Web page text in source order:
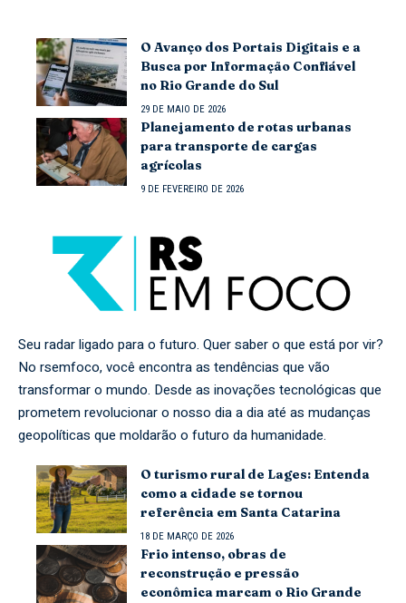
O Avanço dos Portais Digitais e a
Busca por Informação Confiável
no Rio Grande do Sul
29 DE MAIO DE 2026
Planejamento de rotas urbanas
para transporte de cargas
agrícolas
9 DE FEVEREIRO DE 2026
Seu radar ligado para o futuro. Quer saber o que está por vir?
No rsemfoco, você encontra as tendências que vão
transformar o mundo. Desde as inovações tecnológicas que
prometem revolucionar o nosso dia a dia até as mudanças
geopolíticas que moldarão o futuro da humanidade.
O turismo rural de Lages: Entenda
como a cidade se tornou
referência em Santa Catarina
18 DE MARÇO DE 2026
Frio intenso, obras de
reconstrução e pressão
econômica marcam o Rio Grande